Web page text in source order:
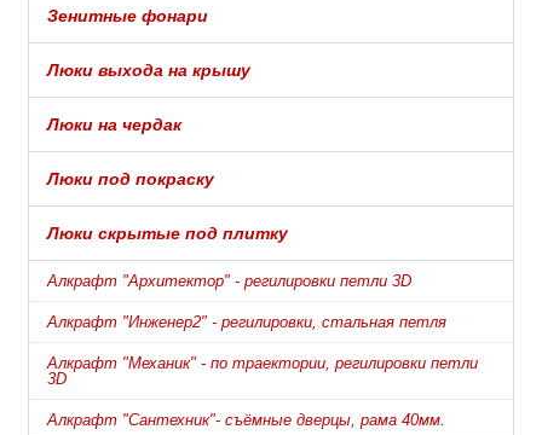
Зенитные фонари
Люки выхода на крышу
Люки на чердак
Люки под покраску
Люки скрытые под плитку
Алкрафт "Архитектор" - регилировки петли 3D
Алкрафт "Инженер2" - регилировки, стальная петля
Алкрафт "Механик" - по траектории, регилировки петли
3D
Алкрафт "Сантехник"- съёмные дверцы, рама 40мм.